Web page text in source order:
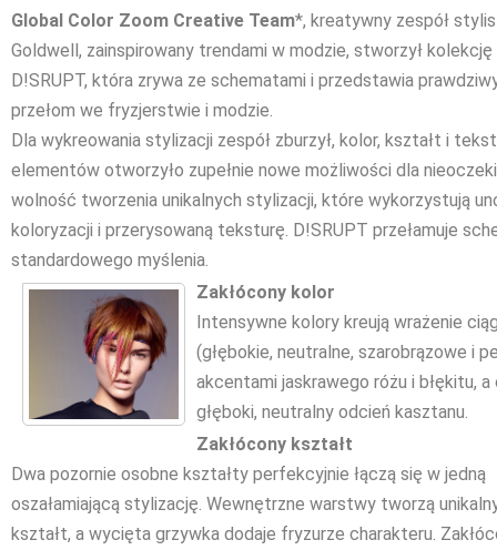
Global Color Zoom Creative Team*, kreatywny zespół
Goldwell, zainspirowany trendami w modzie, stworzył
D!SRUPT, która zrywa ze schematami i przedstawia
przełom we fryzjerstwie i modzie.
Dla wykreowania stylizacji zespół zburzył, kolor, kształt i
elementów otworzyło zupełnie nowe możliwości dla
wolność tworzenia unikalnych stylizacji, które wykorzystują
koloryzacji i przerysowaną teksturę. D!SRUPT przełamuje
standardowego myślenia.
Zakłócony kolor
Intensywne kolory kreują wrażenie
(głębokie, neutralne, szarobrązowe i
akcentami jaskrawego różu i błękitu,
głęboki, neutralny odcień kasztanu.
Zakłócony kształt
Dwa pozornie osobne kształty perfekcyjnie łączą się w jedną
oszałamiającą stylizację. Wewnętrzne warstwy tworzą
kształt, a wycięta grzywka dodaje fryzurze charakteru.